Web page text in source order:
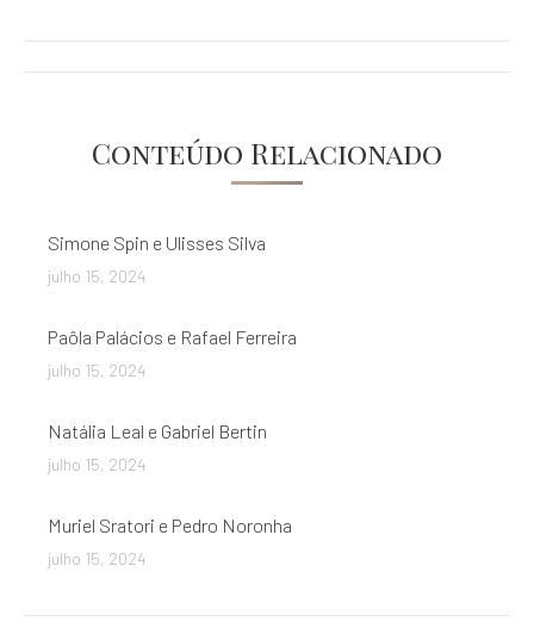
Navegação
post:Conteúdo Relacionado
Simone Spin e Ulisses Silva
julho 15, 2024
Paôla Palácios e Rafael Ferreira
julho 15, 2024
Natália Leal e Gabriel Bertin
julho 15, 2024
Muriel Sratori e Pedro Noronha
julho 15, 2024